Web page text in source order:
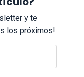
y te
los próximos!